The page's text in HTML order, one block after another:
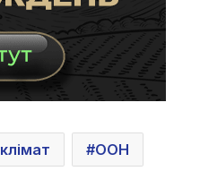
клімат ООН